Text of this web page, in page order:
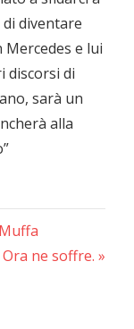
diventare
e lui
discorsi di
sarà un
alla
Ora ne soffre.